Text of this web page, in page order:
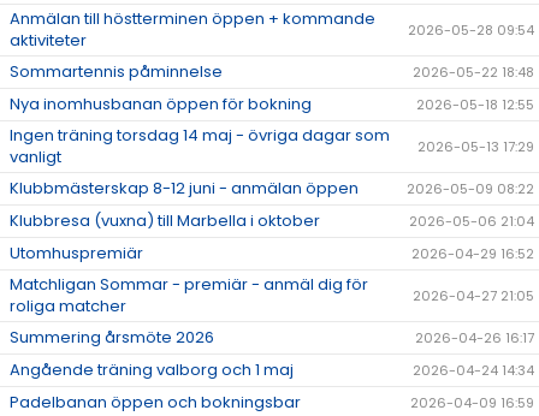
KONTAKT & OM OSS
DOKUMENT
ÖPETTIDER SOMMAR
Anmälan till höstterminen öppen + kommande
aktiviteter
2026-05-28 09:54
Sommartennis påminnelse 2026-05-22 18:48
Nya inomhusbanan öppen för bokning 2026-05-18 12:55
Ingen träning torsdag 14 maj - övriga dagar som
vanligt
2026-05-13 17:29
Klubbmästerskap 8-12 juni - anmälan öppen 2026-05-09 08:22
Klubbresa (vuxna) till Marbella i oktober 2026-05-06 21:04
Utomhuspremiär 2026-04-29 16:52
Matchligan Sommar - premiär - anmäl dig för
roliga matcher
2026-04-27 21:05
Summering årsmöte 2026 2026-04-26 16:17
Angående träning valborg och 1 maj 2026-04-24 14:34
Padelbanan öppen och bokningsbar 2026-04-09 16:59